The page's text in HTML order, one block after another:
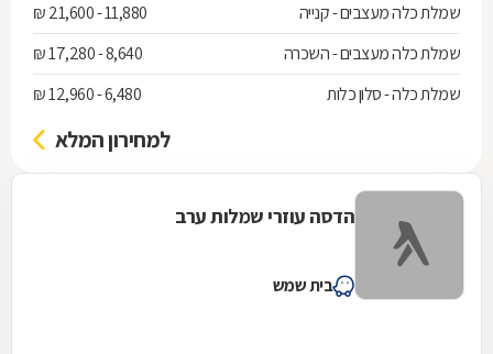
שמלת כלה מעצבים - קנייה
11,880 - 21,600 ₪
שמלת כלה מעצבים - השכרה
8,640 - 17,280 ₪
שמלת כלה - סלון כלות
6,480 - 12,960 ₪
למחירון המלא
הדסה עוזרי שמלות ערב
בית שמש